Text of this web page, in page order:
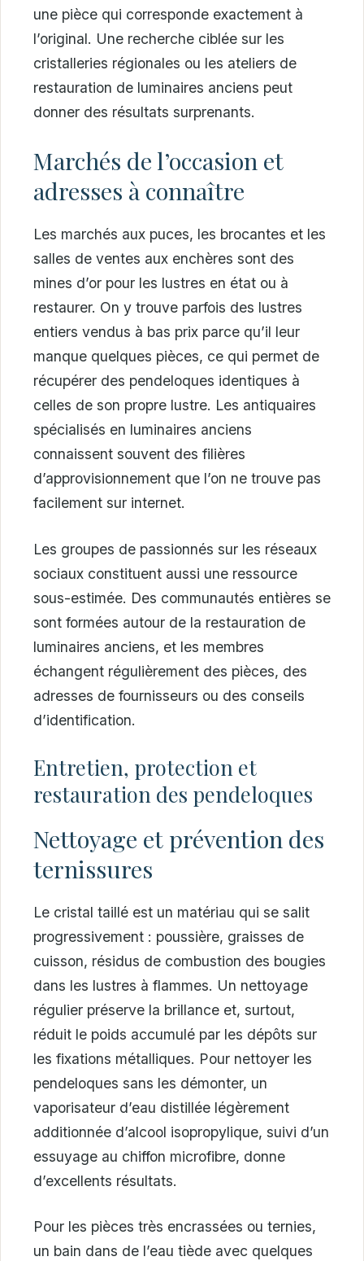
une pièce qui corresponde exactement à
l’original. Une recherche ciblée sur les
cristalleries régionales ou les ateliers de
restauration de luminaires anciens peut
donner des résultats surprenants.
Marchés de l’occasion et
adresses à connaître
Les marchés aux puces, les brocantes et les
salles de ventes aux enchères sont des
mines d’or pour les lustres en état ou à
restaurer. On y trouve parfois des lustres
entiers vendus à bas prix parce qu’il leur
manque quelques pièces, ce qui permet de
récupérer des pendeloques identiques à
celles de son propre lustre. Les antiquaires
spécialisés en luminaires anciens
connaissent souvent des filières
d’approvisionnement que l’on ne trouve pas
facilement sur internet.
Les groupes de passionnés sur les réseaux
sociaux constituent aussi une ressource
sous-estimée. Des communautés entières se
sont formées autour de la restauration de
luminaires anciens, et les membres
échangent régulièrement des pièces, des
adresses de fournisseurs ou des conseils
d’identification.
Entretien, protection et
restauration des pendeloques
Nettoyage et prévention des
ternissures
Le cristal taillé est un matériau qui se salit
progressivement : poussière, graisses de
cuisson, résidus de combustion des bougies
dans les lustres à flammes. Un nettoyage
régulier préserve la brillance et, surtout,
réduit le poids accumulé par les dépôts sur
les fixations métalliques. Pour nettoyer les
pendeloques sans les démonter, un
vaporisateur d’eau distillée légèrement
additionnée d’alcool isopropylique, suivi d’un
essuyage au chiffon microfibre, donne
d’excellents résultats.
Pour les pièces très encrassées ou ternies,
un bain dans de l’eau tiède avec quelques